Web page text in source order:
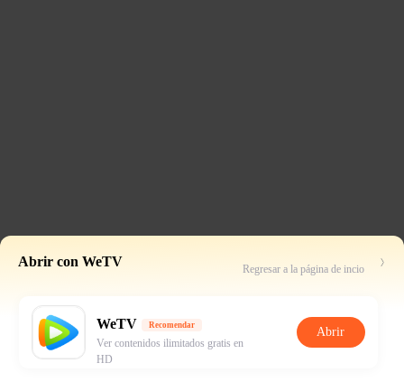
Abrir con WeTV Regresar a la página de incio
WeTV Recomendar
Ver contenidos ilimitados gratis en
HD
Abrir